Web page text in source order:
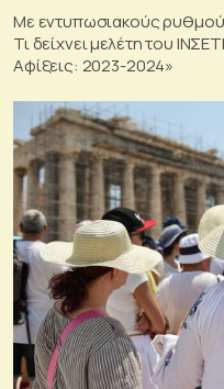
Με εντυπωσιακούς
Τι δείχνει μελέτη του
Αφίξεις: 2023-2024»